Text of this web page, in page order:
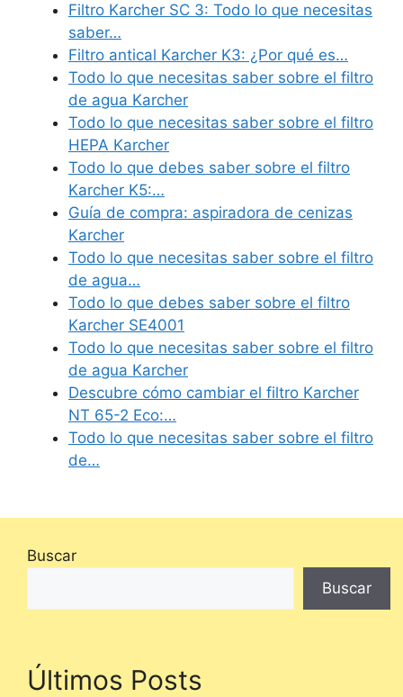
Filtro Karcher SC 3: Todo lo que necesitas
saber…
Filtro antical Karcher K3: ¿Por qué es…
Todo lo que necesitas saber sobre el filtro
de agua Karcher
Todo lo que necesitas saber sobre el filtro
HEPA Karcher
Todo lo que debes saber sobre el filtro
Karcher K5:…
Guía de compra: aspiradora de cenizas
Karcher
Todo lo que necesitas saber sobre el filtro
de agua…
Todo lo que debes saber sobre el filtro
Karcher SE4001
Todo lo que necesitas saber sobre el filtro
de agua Karcher
Descubre cómo cambiar el filtro Karcher
NT 65-2 Eco:…
Todo lo que necesitas saber sobre el filtro
de…
Buscar
Buscar
Últimos Posts